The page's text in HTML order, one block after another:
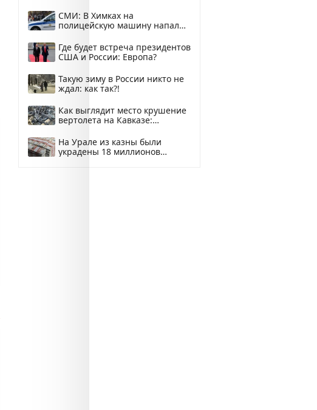
СМИ: В Химках на
полицейскую машину напали
Где будет встреча президентов
США и России: Европа?
Такую зиму в России никто не
ждал: как так?!
Как выглядит место крушение
вертолета на Кавказе:
На Урале из казны были
украдены 18 миллионов